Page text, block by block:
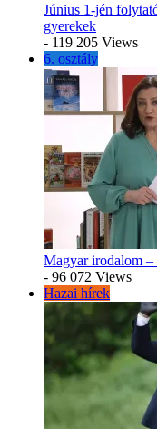
Június 1-jén
gyerekek
- 119 205 Views
6. osztály
Magyar irodalom
- 96 072 Views
Hazai hírek